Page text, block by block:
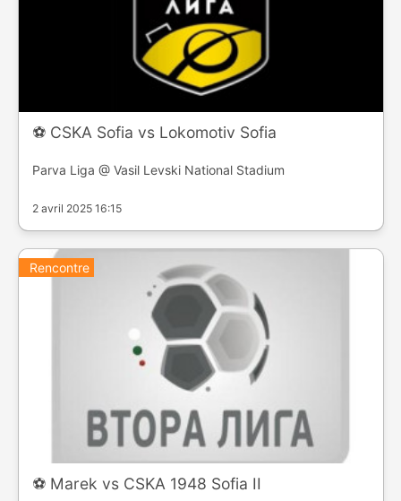
⚽️ CSKA Sofia vs Lokomotiv Sofia
Parva Liga @ Vasil Levski National Stadium
2 avril 2025 16:15
Rencontre
⚽️ Marek vs CSKA 1948 Sofia II